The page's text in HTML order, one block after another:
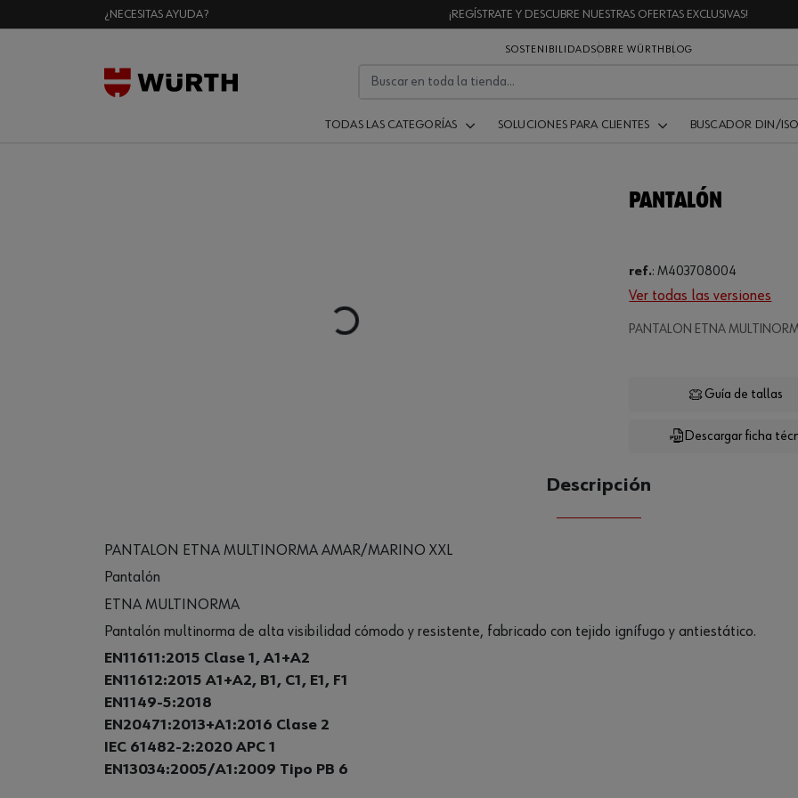
¿NECESITAS AYUDA? ¡REGÍSTRATE Y DESCUBRE NUESTRAS OFERTAS EXCLUSIVAS!
SOSTENIBILIDADSOBRE WÜRTH BLOG
TODAS LAS CATEGORÍAS SOLUCIONES PARA CLIENTES BUSCADOR DIN/
Loading...
PANTALÓN
ref.:M403708004
Ver todas las versiones
PANTALON ETNALoading...
CANTIDAD UE
Descargar ficha
Guía de tallas
Descripción
PANTALON ETNA MULTINORMA AMAR/MARINO XXL
Pantalón
ETNA MULTINORMA
Pantalón multinorma de alta visibilidad cómodo y resistente, fabricado con tejido ignífugo y antiestático.
EN11611:2015 Clase 1, A1+A2
EN11612:2015 A1+A2, B1, C1, E1, F1
EN1149-5:2018
EN20471:2013+A1:2016 Clase 2
IEC 61482-2:2020 APC 1
EN13034:2005/A1:2009 Tipo PB 6